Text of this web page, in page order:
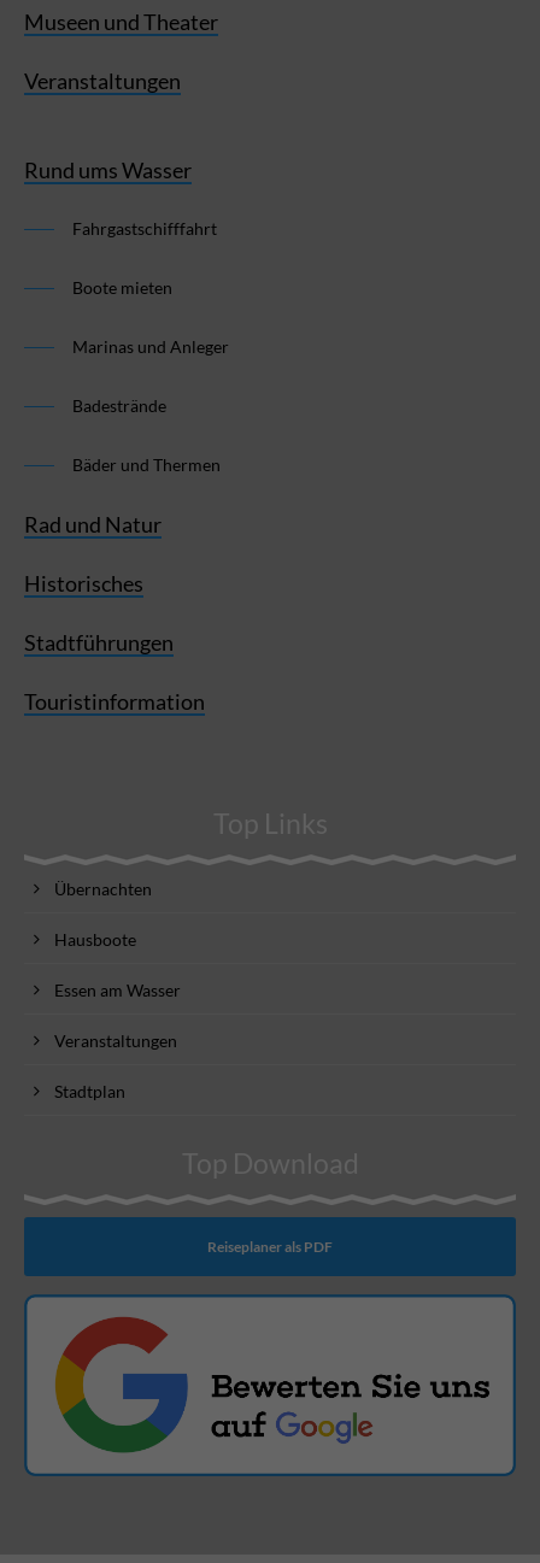
Museen und Theater
Veranstaltungen
Rund ums Wasser
Fahrgastschifffahrt
Boote mieten
Marinas und Anleger
Badestrände
Bäder und Thermen
Rad und Natur
Historisches
Stadtführungen
Touristinformation
Top Links
Übernachten
Hausboote
Essen am Wasser
Veranstaltungen
Stadtplan
Top Download
Reiseplaner als PDF